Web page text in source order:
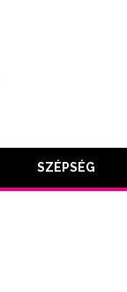
SZÉPSÉG